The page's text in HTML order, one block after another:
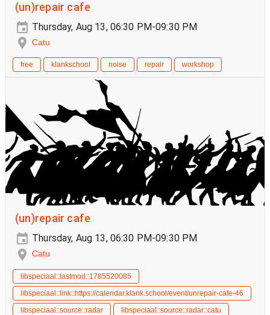
(un)repair cafe
Thursday, Aug 13, 06:30 PM-09:30 PM
Catu
free klankschool noise repair workshop
(un)repair cafe
Thursday, Aug 13, 06:30 PM-09:30 PM
Catu
libspeciaal::lastmod::1785520085
libspeciaal::link::https://calendar.klank.school/event/unrepair-cafe-46
libspeciaal::source::radar
libspeciaal::source::radar::catu